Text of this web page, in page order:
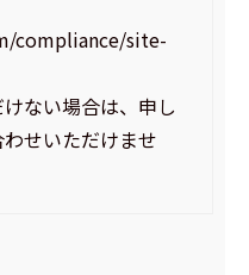
compliance/site-
ない場合は、申し
せいただけませ